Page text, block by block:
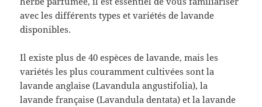
avec les différents types et variétés de lavande
disponibles.
Il existe plus de 40 espèces de lavande, mais les
variétés les plus couramment cultivées sont la
lavande anglaise (Lavandula angustifolia), la
lavande française (Lavandula dentata) et la lavande